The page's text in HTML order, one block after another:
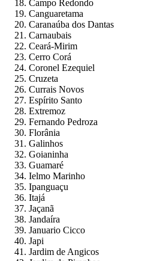
Campo Redondo
Canguaretama
Caranaúba dos Dantas
Carnaubais
Ceará-Mirim
Cerro Corá
Coronel Ezequiel
Cruzeta
Currais Novos
Espírito Santo
Extremoz
Fernando Pedroza
Florânia
Galinhos
Goianinha
Guamaré
Ielmo Marinho
Ipanguaçu
Itajá
Jaçanã
Jandaíra
Januario Cicco
Japi
Jardim de Angicos